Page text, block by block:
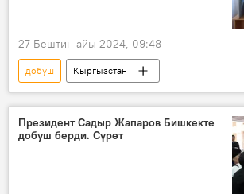
27 Бештин айы 2024, 09:48
добуш
Кыргызстан
Бактыбек Чойбеков
шайлоо
сатуу
кылмыш айып
Президент Садыр Жапаров Бишкекте
добуш берди. Сүрөт